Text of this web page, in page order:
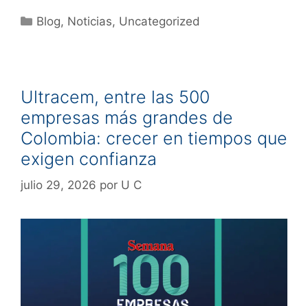
Blog, Noticias, Uncategorized
Ultracem, entre las 500
empresas más grandes de
Colombia: crecer en tiempos que
exigen confianza
julio 29, 2026 por U C